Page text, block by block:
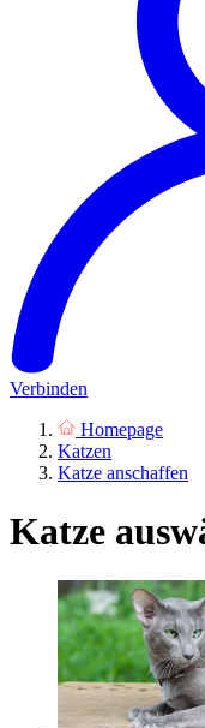
Verbinden
Homepage
Katzen
Katze anschaffen
Katze